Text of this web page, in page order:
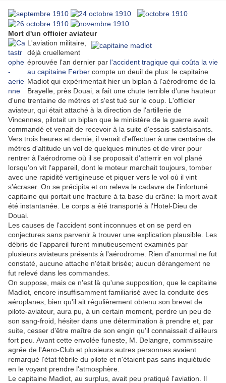
Mort d'un officier aviateur
L'aviation militaire,
déjà cruellement
éprouvée l'an dernier par l'accident tragique qui coûta la vie
au capitaine Ferber compte un deuil de plus: le capitaine
Madiot qui expérimentait hier un biplan à l'aérodrome de la
Brayelle, près Douai, a fait une chute terrible d'une hauteur
d'une trentaine de mètres et s'est tué sur le coup. L'officier
aviateur, qui était attaché à la direction de l'artillerie de
Vincennes, pilotait un biplan que le ministère de la guerre avait
commandé et venait de recevoir à la suite d'essais satisfaisants.
Vers trois heures et demie, il venait d'effectuer à une centaine de
mètres d'altitude un vol de quelques minutes et de virer pour
rentrer à l'aérodrome où il se proposait d'atterrir en vol plané
lorsqu'on vit l'appareil, dont le moteur marchait toujours, tomber
avec une rapidité vertigineuse et piquer vers le vol où il vint
s'écraser. On se précipita et on releva le cadavre de l'infortuné
capitaine qui portait une fracture à ta base du crâne: la mort avait
été instantanée. Le corps a été transporté à l'Hotel-Dieu de
Douai.
Les causes de l'accident sont inconnues et on se perd en
conjectures sans parvenir à trouver une explication plausible. Les
débris de l'appareil furent minutieusement examinés par
plusieurs aviateurs présents à l'aérodrome. Rien d'anormal ne fut
constaté, aucune attache n'était brisée; aucun dérangement ne
fut relevé dans les commandes.
On suppose, mais ce n'est là qu'une supposition, que le capitaine
Madiot, encore insuffisamment familiarisé avec la conduite des
aéroplanes, bien qu'il ait régulièrement obtenu son brevet de
pilote-aviateur, aura pu, à un certain moment, perdre un peu de
son sang-froid, hésiter dans une détermination à prendre et, par
suite, cesser d'être maître de son engin qu'il connaissait d'ailleurs
fort peu. Avant cette envolée funeste, M. Delangre, commissaire
agrée de l'Aero-Club et plusieurs autres personnes avaient
remarqué l'état fébrile du pilote et n'étaient pas sans inquiétude
en le voyant prendre l'atmosphère.
Le capitaine Madiot, au surplus, avait peu pratiqué l'aviation. Il